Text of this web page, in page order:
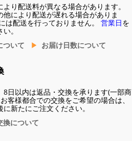
より配送料が異なる場合があります。
他により配送が遅れる場合がありま
は配送を行っておりません。 営業日を
。
ついて
お届け日数について
8日以内は返品・交換を承ります(一部商
客様都合での交換をご希望の場合は、
新たにご注文ください。
換について